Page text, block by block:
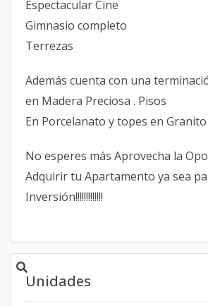
Espectacular Cine
Gimnasio completo
Terrezas
Además cuenta con una
en Madera Preciosa . Pisos
En Porcelanato y topes en
No esperes más Aprovecha la
Adquirir tu Apartamento ya sea
Inversión!!!!!!!!!!!!!
Unidades